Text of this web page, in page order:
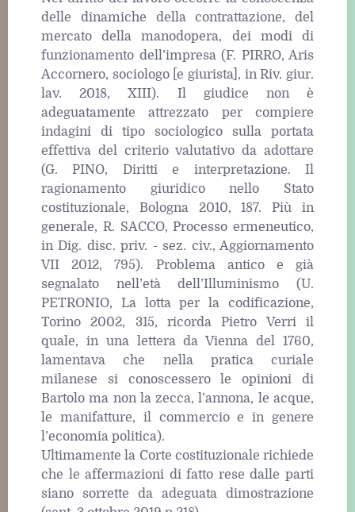
delle dinamiche della contrattazione, del
mercato della manodopera, dei modi di
funzionamento dell’impresa (F. PIRRO, Aris
Accornero, sociologo [e giurista], in Riv. giur.
lav. 2018, XIII). Il giudice non è
adeguatamente attrezzato per compiere
indagini di tipo sociologico sulla portata
effettiva del criterio valutativo da adottare
(G. PINO, Diritti e interpretazione. Il
ragionamento giuridico nello Stato
costituzionale, Bologna 2010, 187. Più in
generale, R. SACCO, Processo ermeneutico,
in Dig. disc. priv. - sez. civ., Aggiornamento
VII 2012, 795). Problema antico e già
segnalato nell’età dell’Illuminismo (U.
PETRONIO, La lotta per la codificazione,
Torino 2002, 315, ricorda Pietro Verri il
quale, in una lettera da Vienna del 1760,
lamentava che nella pratica curiale
milanese si conoscessero le opinioni di
Bartolo ma non la zecca, l’annona, le acque,
le manifatture, il commercio e in genere
l’economia politica).
Ultimamente la Corte costituzionale richiede
che le affermazioni di fatto rese dalle parti
siano sorrette da adeguata dimostrazione